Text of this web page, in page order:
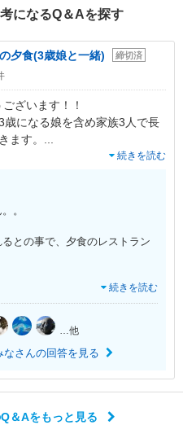
になるQ＆Aを探す
夕食(3歳娘と一緒) 締切済
ざいます！！
になる娘を含め家族3人で長
ます。
続きを読む
。
との事で、夕食のレストラン
続きを読む
…他
なさんの回答を見る
＆Aをもっと見る